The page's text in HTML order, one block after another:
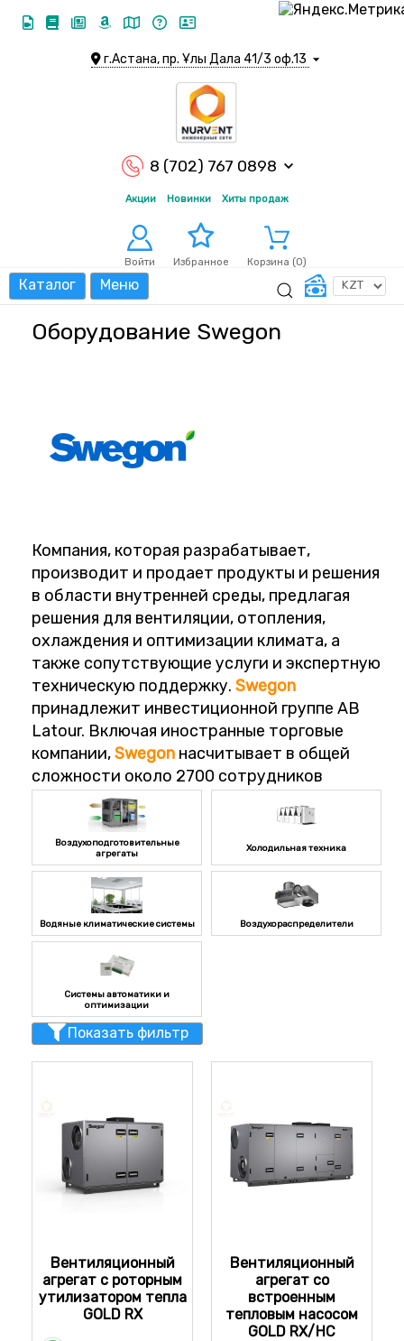
г.Астана, пр. Ұлы Дала 41/3 оф.13
8 (702) 767 0898
Акции Новинки Хиты продаж
Войти Избранное Корзина (0)
Каталог Меню
Оборудование Swegon
Компания, которая разрабатывает,
производит и продает продукты и решения
в области внутренней среды, предлагая
решения для вентиляции, отопления,
охлаждения и оптимизации климата, а
также сопутствующие услуги и экспертную
техническую поддержку. Swegon
принадлежит инвестиционной группе AB
Latour. Включая иностранные торговые
компании,Swegon насчитывает в общей
сложности около 2700 сотрудников
Воздухоподготовительные
агрегаты
Холодильная техника
Водяные климатические системы Воздухораспределители
Системы автоматики и
оптимизации
Показать фильтр
Вентиляционный
агрегат с роторным
утилизатором тепла
GOLD RX
Вентиляционный
агрегат со
встроенным
тепловым насосом
GOLD RX/HC